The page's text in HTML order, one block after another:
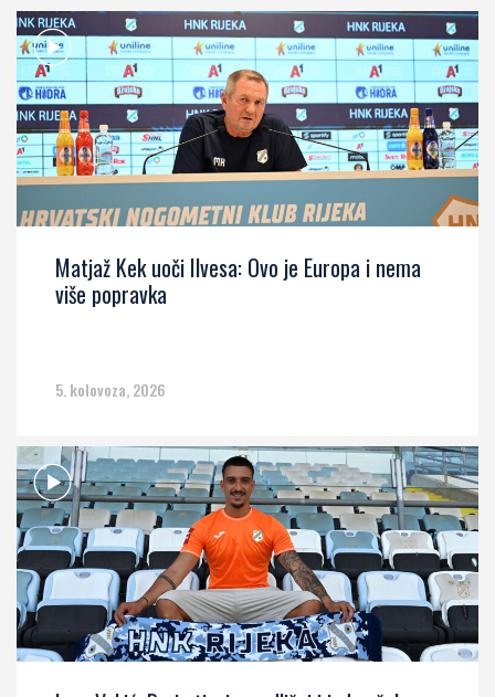
Matjaž Kek uoči Ilvesa: Ovo je Europa i nema
više popravka
5. kolovoza, 2026